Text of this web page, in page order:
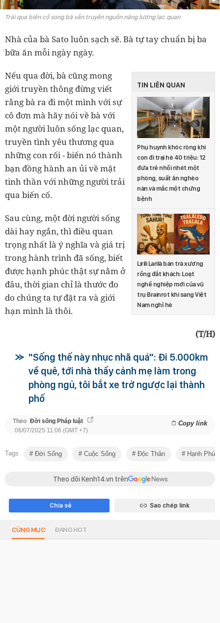
Trải qua biến cố song bà vẫn truyền nguồn năng lượng lạc quan
Nhà của bà Sato luôn sạch sẽ. Bà tự tay chuẩn bị ba
bữa ăn mỗi ngày ngày.
TIN LIÊN QUAN
Phụ huynh khóc ròng khi
con đi trại hè 40 triệu: 12
đứa trẻ nhồi nhét một
phòng, suất ăn nghèo
nàn và mắc một chứng
bệnh
Lirilì Larilà bán trà xương
rồng đắt khách: Loạt
nghề nghiệp mới của vũ
trụ Brainrot khi sang Việt
Nam nghỉ hè
Nếu qua đời, bà cũng mong
giới truyền thông đừng viết
rằng bà ra đi một mình với sự
cô đơn mà hãy nói về bà với
một người luôn sống lạc quan,
truyền tình yêu thương qua
những con rối - biến nó thành
bạn đồng hành an ủi về mặt
tinh thần với những người trải
qua biến cố.
Sau cùng, một đời người sống
dài hay ngắn, thì điều quan
trọng nhất là ý nghĩa và giá trị
trong hành trình đã sống, biết
được hạnh phúc thật sự nằm ở
đâu, thời gian chỉ là thước đo
do chúng ta tự đặt ra và giới
hạn mình là thôi.
(T/H)
"Sống thế này nhục nhã quá": Đi 5.000km
về quê, tới nhà thấy cảnh mẹ làm trong
phòng ngủ, tôi bắt xe trở ngược lại thành
phố
Theo Đời sống Pháp luật Copy link
06/07/2025 11:06 (GMT +7)
Tags Đời Sống Cuộc Sống Độc Thân Hạnh Phúc
Theo dõi Kenh14.vn trên
Chia sẻ Sao chép link
CÙNG MỤC ĐANG HOT